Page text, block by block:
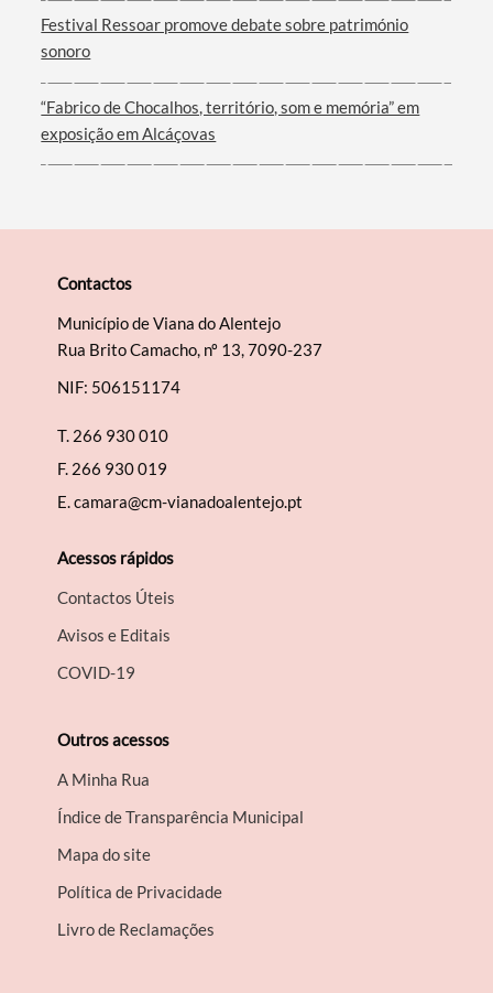
Filtros
Festival Ressoar promove debate sobre património
sonoro
“Fabrico de Chocalhos, território, som e memória” em
exposição em Alcáçovas
Contactos
Município de Viana do Alentejo
Rua Brito Camacho, nº 13, 7090-237
NIF: 506151174
T. 266 930 010
F. 266 930 019
E.camara@cm-vianadoalentejo.pt
Acessos rápidos
Contactos Úteis
Avisos e Editais
COVID-19
Outros acessos
A Minha Rua
Índice de Transparência Municipal
Mapa do site
Política de Privacidade
Livro de Reclamações